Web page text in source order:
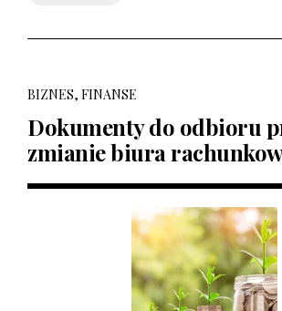
BIZNES, FINANSE
Dokumenty do odbioru
zmianie biura